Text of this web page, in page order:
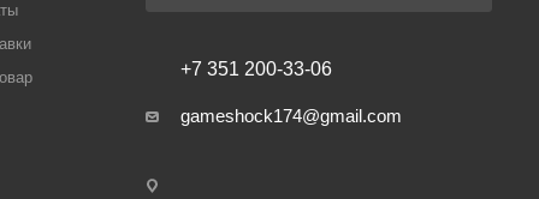
+7 351 200-33-06
gameshock174@gmail.com